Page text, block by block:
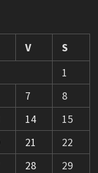
V
S
1
7
8
14
15
21
22
28
29